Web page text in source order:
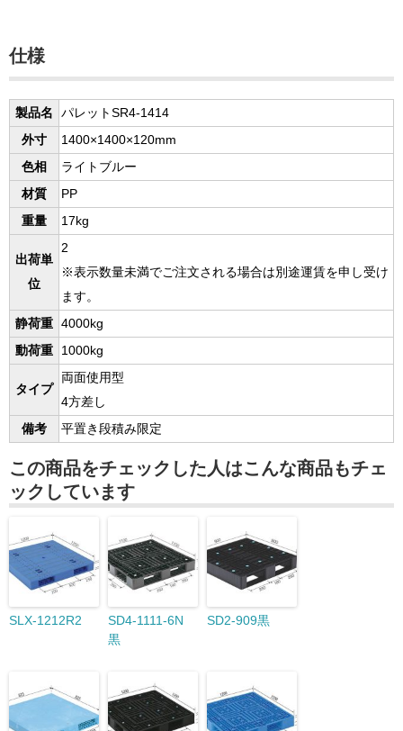
仕様
製品名
パレットSR4-1414
外寸
1400×1400×120mm
色相
ライトブルー
材質
PP
重量
17kg
出荷単
位
2
※表示数量未満でご注文される場合は別途運賃を申し受け
ます。
静荷重 4000kg
動荷重
1000kg
タイプ
両面使用型
4方差し
備考
平置き段積み限定
この商品をチェックした人はこんな商品もチェ
ックしています
SLX-1212R2
SD4-1111-6N
黒
SD2-909黒